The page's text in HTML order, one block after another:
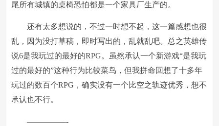
尾所有城镇的桌椅恐怕都是一个家具厂生产的。
还有太多想说的，不过一时想不起，这一篇感想也很
乱，因为没打草稿，即时写出的，乱就乱吧。总之英雄传
说6是我玩过的最好的RPG。虽然承认一个新游戏“是我玩
过的最好的”这种行为比较菜鸟，但我拼命回想了十多年
玩过的数百个RPG，确实没有一个比空之轨迹优秀，想不
承认也不行。
—————-